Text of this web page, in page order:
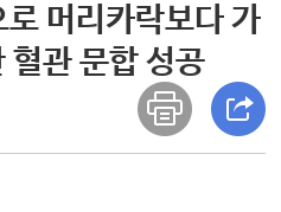
머리카락보다 가
관 문합 성공